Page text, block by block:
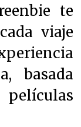
te
viaje
basada